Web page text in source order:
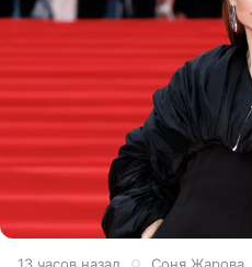
13 часов назад Соня Жарова